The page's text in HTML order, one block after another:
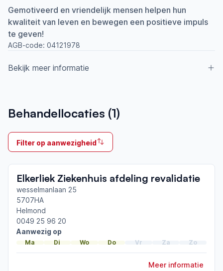
Gemotiveerd en vriendelijk mensen helpen hun
kwaliteit van leven en bewegen een positieve impuls
te geven!
AGB-code: 04121978
Bekijk meer informatie
2019
Ik behandel
Op locatie
netwerk
Helmond-Geldrop
Afgeronde ParkinsonNet-scholingen
ParkinsonNet congres 2026
ParkinsonNet congres 2024
ParkinsonNet congres 2022
Behandellocaties (1)
Filter op aanwezigheid
Elkerliek Ziekenhuis afdeling revalidatie
wesselmanlaan 25
5707HA
Helmond
0049 25 96 20
Aanwezig op
Ma Di Wo Do Vr Za Zo
Meer informatie